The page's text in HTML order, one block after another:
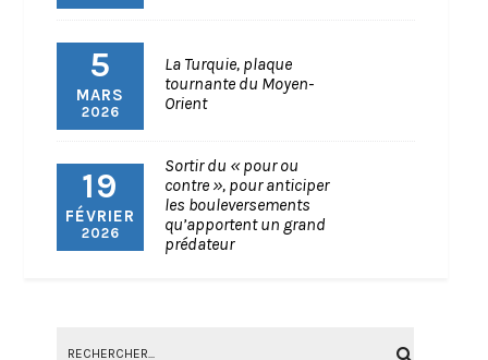
5
MARS
2026
La Turquie, plaque
tournante du Moyen-
Orient
19
FÉVRIER
2026
Sortir du « pour ou
contre », pour anticiper
les bouleversements
qu’apportent un grand
prédateur